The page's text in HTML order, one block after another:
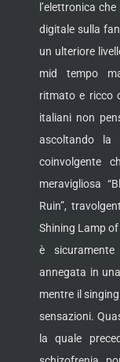
l’elettronica
digitale sulla
un ulteriore
mid tempo
ritmato e ricco
italiani non
ascoltando la
coinvolgente
meravigliosa
Ruin”,
Shining Lamp of
è
annegata in
mentre il
sensazioni.
la quale